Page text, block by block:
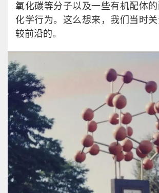
氧化碳等分子以及一些有机配体
化学行为。这么想来，我们当时
较前沿的。